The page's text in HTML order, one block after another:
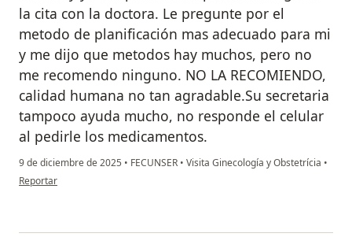
la cita con la doctora. Le pregunte por el
metodo de planificación mas adecuado para mi
y me dijo que metodos hay muchos, pero no
me recomendo ninguno. NO LA RECOMIENDO,
calidad humana no tan agradable.Su secretaria
tampoco ayuda mucho, no responde el celular
al pedirle los medicamentos.
9 de diciembre de 2025 • FECUNSER • Visita Ginecología y Obstetrícia •
en opinión del usuario M.O
Reportar